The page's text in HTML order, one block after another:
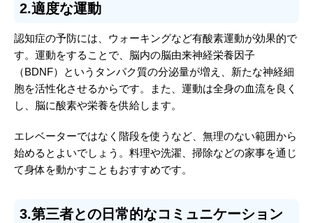
2.適度な運動
認知症の予防には、ウォーキングなど有酸素運動が効果的で
す。運動をすることで、脳内の脳由来神経栄養因子
（BDNF）というタンパク質の分泌量が増え、新たな神経細
胞を活性化させるからです。また、運動は全身の血流を良く
し、脳に酸素や栄養を供給します。
エレベーターではなく階段を使うなど、無理のない範囲から
始めるとよいでしょう。料理や洗濯、掃除などの家事を通じ
て身体を動かすこともおすすめです。
3.第三者との日常的なコミュニケーション